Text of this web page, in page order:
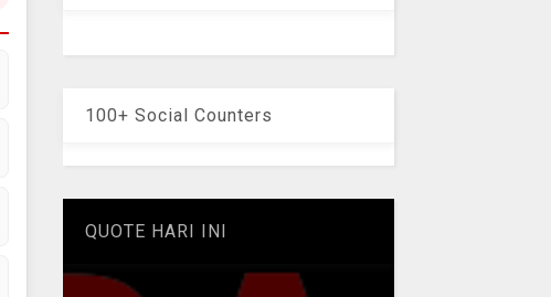
100+ Social Counters
QUOTE HARI INI